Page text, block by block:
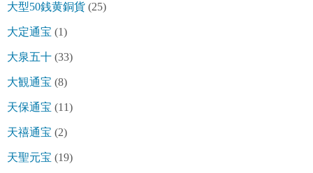
大型50銭黄銅貨 (25)
大定通宝 (1)
大泉五十 (33)
大観通宝 (8)
天保通宝 (11)
天禧通宝 (2)
天聖元宝 (19)